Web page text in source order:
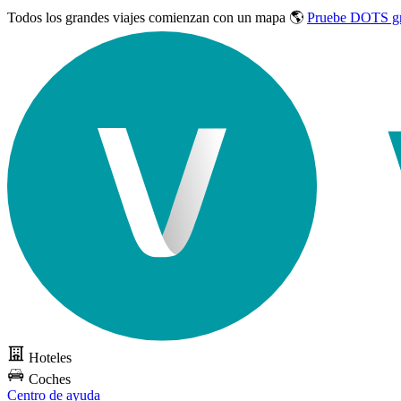
Todos los grandes viajes comienzan con un mapa 🌎 Pruebe DOTS
Hoteles
Coches
Centro de ayuda